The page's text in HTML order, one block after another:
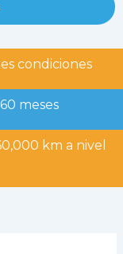
condiciones
meses
km a nivel